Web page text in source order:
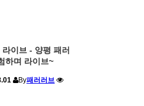
이브 - 양평 패러
하며 라이브~
By패러러브